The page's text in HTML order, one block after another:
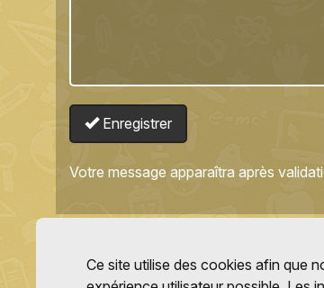
Enregistrer
Votre message apparaîtra après
Ce site utilise des cookies afin que